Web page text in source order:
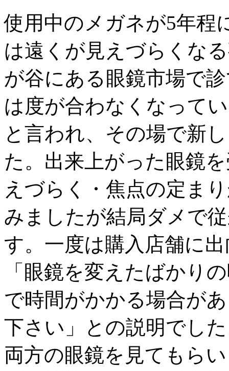
使用中のメガネが5年程
は遠くが見えづらくな
が谷にある眼鏡市場で
は度が合わなくなって
と言われ、その場で新
た。出来上がった眼鏡
えづらく・焦点の定ま
みましたが結局ダメで
す。一度は購入店舗に
「眼鏡を変えたばかり
で時間がかかる場合が
下さい」との説明でし
両方の眼鏡を見てもら